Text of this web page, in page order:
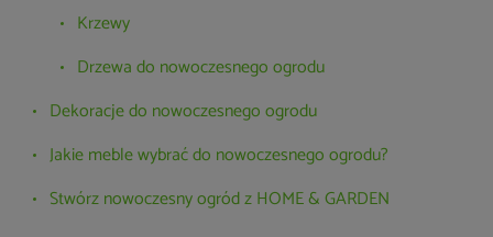
Krzewy
Drzewa do nowoczesnego ogrodu
Dekoracje do nowoczesnego ogrodu
Jakie meble wybrać do nowoczesnego ogrodu?
Stwórz nowoczesny ogród z HOME & GARDEN